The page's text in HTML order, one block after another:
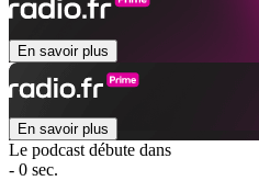
En savoir plus
En savoir plus
Le podcast débute dans
- 0 sec.